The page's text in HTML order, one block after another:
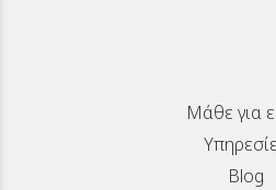
Μάθε για
Blog